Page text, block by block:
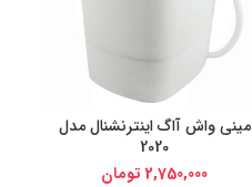
خرید از دیجی کالا
مینی واش آاگ اینترنشنال مدل
2020
2,750,000 تومان